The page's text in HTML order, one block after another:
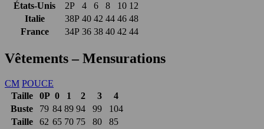
États-Unis
2P 4 6 8 10 12
Italie
38P 40 42 44 46 48
France
34P 36 38 40 42 44
Vêtements – Mensurations
CM POUCE
Taille
0P 0 1 2 3
4
Buste
79 84 89 94 99
104
Taille
62 65 70 75 80
85